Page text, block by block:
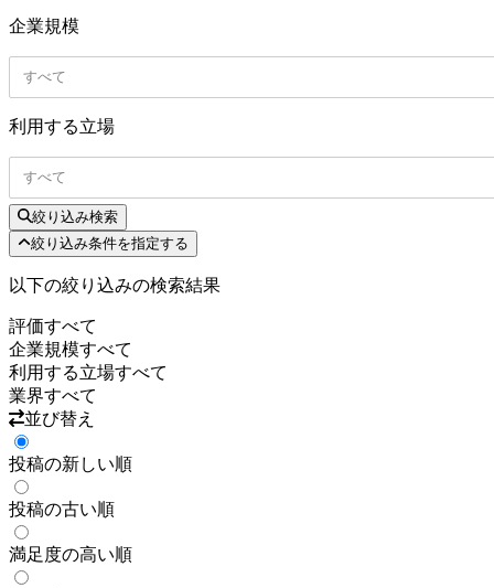
企業規模
すべて
利用する立場
すべて
絞り込み検索
絞り込み条件を指定する
以下の絞り込みの検索結果
評価すべて
企業規模すべて
利用する立場すべて
業界すべて
並び替え
投稿の新しい順
投稿の古い順
満足度の高い順